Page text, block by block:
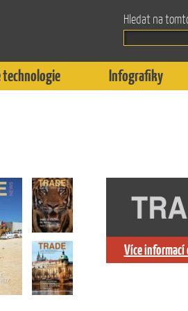
Hledat na
technologie Infografiky
Více